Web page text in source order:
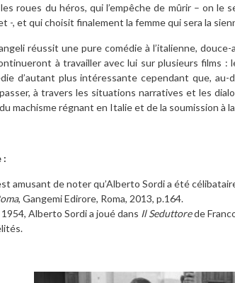
roues du héros, qui l’empêche de mûrir – on le
-, et qui choisit finalement la femme qui sera la
réussit une pure comédie à l’italienne,
à travailler avec lui sur plusieurs films :
d’autant plus intéressante cependant que,
à travers les situations narratives et les
machisme régnant en Italie et de la soumission à
:
amusant de noter qu’Alberto Sordi a été
, Gangemi Edirore, Roma, 2013, p.164.
1954, Alberto Sordi a joué dans Il Seduttorede